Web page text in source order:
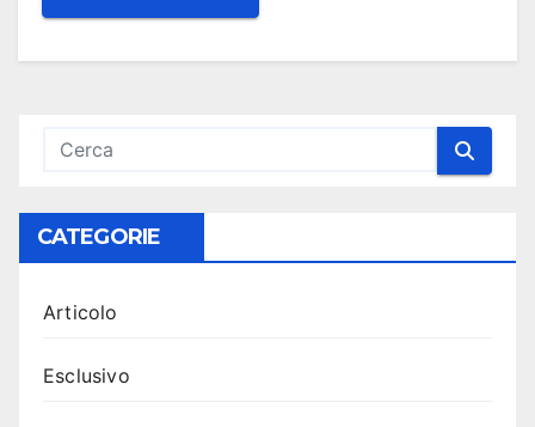
CATEGORIE
Articolo
Esclusivo